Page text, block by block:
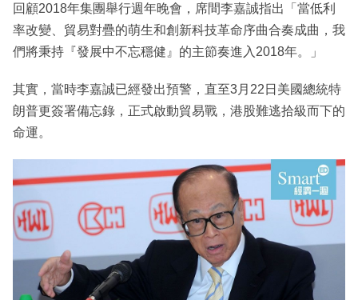
回顧2018年集團舉行週年晚會，席間李嘉誠指出「當低利
率改變、貿易對疊的萌生和創新科技革命序曲合奏成曲，我
們將秉持『發展中不忘穩健』的主節奏進入2018年。」
其實，當時李嘉誠已經發出預警，直至3月22日美國總統特
朗普更簽署備忘錄，正式啟動貿易戰，港股難逃拾級而下的
命運。